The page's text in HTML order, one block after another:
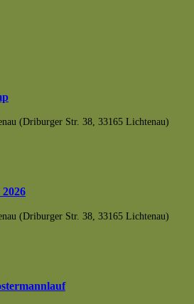
(Driburger Str. 38, 33165 Lichtenau)
(Driburger Str. 38, 33165 Lichtenau)